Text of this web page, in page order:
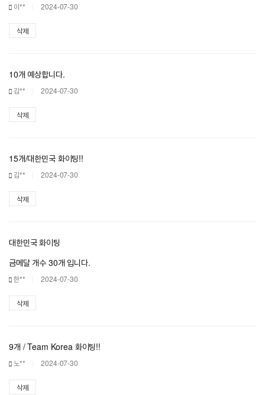
이** 2024-07-30
삭제
10개 예상합니다.
김** 2024-07-30
삭제
15개/대한민국 화이팅!!
김** 2024-07-30
삭제
대한민국 화이팅
금메달 개수 30개 입니다.
한** 2024-07-30
삭제
9개 / Team Korea 화이팅!!
노** 2024-07-30
삭제